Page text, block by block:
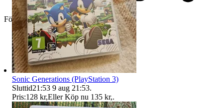
Företag
Sonic Generations (PlayStation 3)
Sluttid21:53 9 aug 21:53.
Pris:128 kr,Eller Köp nu 135 kr,.